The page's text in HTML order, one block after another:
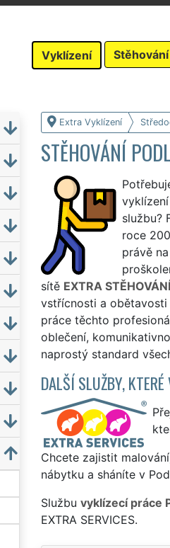
Vyklízení Stěhování
Extra Vyklízení
STĚHOVÁNÍ
službu?
roce
právě
sítě EXTRA STĚHOVÁNÍ
vstřícnosti a
práce těchto
oblečení,
naprostý standard
DALŠÍ SLUŽBY,
Chcete zajistit
nábytku a sháníte v
Službu vyklízecí práce
EXTRA SERVICES.